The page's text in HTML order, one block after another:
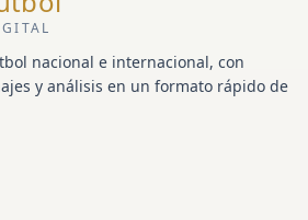
nacional e internacional, con
y análisis en un formato rápido de